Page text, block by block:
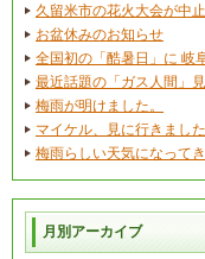
久留米市の花火大会が中
お盆休みのお知らせ
全国初の「酷暑日」に 岐
最近話題の「ガス人間」見
梅雨が明けました。
マイケル、見に行きました
梅雨らしい天気になってき
月別アーカイブ